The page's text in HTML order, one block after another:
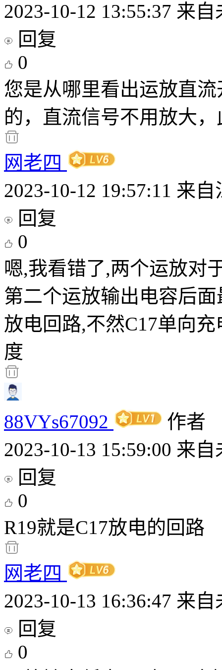
2023-10-12 13:55:37 来自
回复
0
您是从哪里看出运放直
的，直流信号不用放大
网老四
2023-10-12 19:57:11 来自
回复
0
嗯,我看错了,两个运放对
第二个运放输出电容后
放电回路,不然C17单向
度
88VYs67092
作者
2023-10-13 15:59:00 来自
回复
0
R19就是C17放电的回路
网老四
2023-10-13 16:36:47 来自
回复
0